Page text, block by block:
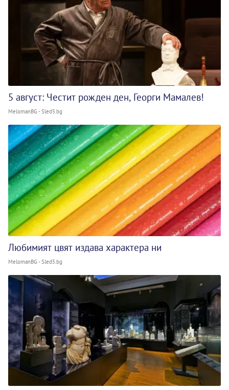
5 август: Честит рожден ден, Георги Мамалев!
MelomanBG - Sled5.bg
Любимият цвят издава характера ни
MelomanBG - Sled5.bg